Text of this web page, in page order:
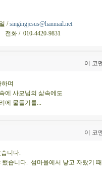
/singingjesus@hanmail.net
4420-9831
이 코
며
에 사모님의 삶속에도
에 물들기를...
이 코
니다.
습니다. 섬마을에서 낳고 자랐기